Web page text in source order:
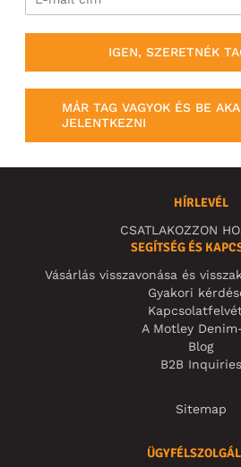
IGEN, SZERETNÉK
MÁR TAG VAGYOK ÉS BE
JELENTKEZNI
HÍRLEVÉL
CSATLAKOZZON
SEGÍTSÉG ÉS
Vásárlás visszavonása és
Gyakori
A Motley
Blog
B2B Inquiries
Sitemap